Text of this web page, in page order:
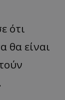
ότι
θα είναι